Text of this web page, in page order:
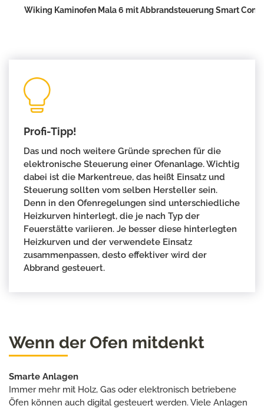
Wiking Kaminofen Mala 6 mit Abbrandsteuerung Smart Control
Profi-Tipp!
Das und noch weitere Gründe sprechen für die
elektronische Steuerung einer Ofenanlage. Wichtig
dabei ist die Markentreue, das heißt Einsatz und
Steuerung sollten vom selben Hersteller sein.
Denn in den Ofenregelungen sind unterschiedliche
Heizkurven hinterlegt, die je nach Typ der
Feuerstätte variieren. Je besser diese hinterlegten
Heizkurven und der verwendete Einsatz
zusammenpassen, desto effektiver wird der
Abbrand gesteuert.
Wenn der Ofen mitdenkt
Smarte Anlagen
Immer mehr mit Holz, Gas oder elektronisch betriebene
Öfen können auch digital gesteuert werden. Viele Anlagen